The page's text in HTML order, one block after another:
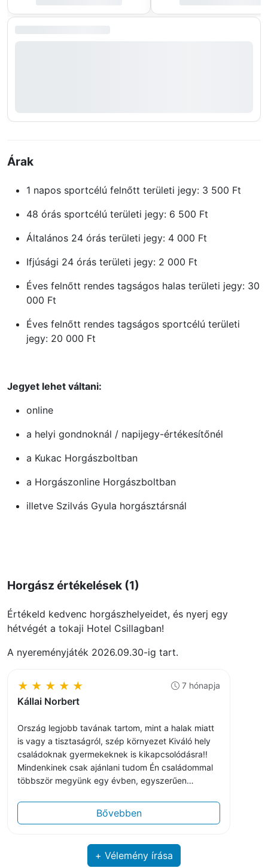
Árak
1 napos sportcélú felnőtt területi jegy: 3 500 Ft
48 órás sportcélú területi jegy: 6 500 Ft
Általános 24 órás területi jegy: 4 000 Ft
Ifjúsági 24 órás területi jegy: 2 000 Ft
Éves felnőtt rendes tagságos halas területi jegy: 30
000 Ft
Éves felnőtt rendes tagságos sportcélú területi
jegy: 20 000 Ft
Jegyet lehet váltani:
online
a helyi gondnoknál / napijegy-értékesítőnél
a Kukac Horgászboltban
a Horgászonline Horgászboltban
illetve Szilvás Gyula horgásztársnál
Horgász értékelések (1)
Értékeld kedvenc horgászhelyeidet, és nyerj egy
hétvégét a tokaji Hotel Csillagban!
A nyereményjáték 2026.09.30-ig tart.
★ ★ ★ ★ ★
Kállai Norbert
7 hónapja
Ország legjobb tavának tartom, mint a halak miatt
is vagy a tisztaságról, szép környezet Kiváló hely
családoknak gyermekeknek is kikapcsolódásra!!
Mindenkinek csak ajánlani tudom Én családommal
többször megyünk egy évben, egyszerűen
Bővebben
+ Vélemény írása